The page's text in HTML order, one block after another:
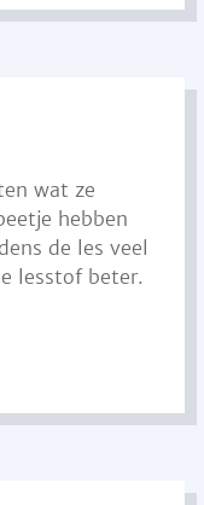
wat ze
hebben
de les veel
lesstof beter.